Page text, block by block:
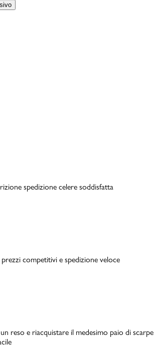
spedizione celere soddisfatta
competitivi e spedizione veloce
reso e riacquistare il medesimo paio di scarpe